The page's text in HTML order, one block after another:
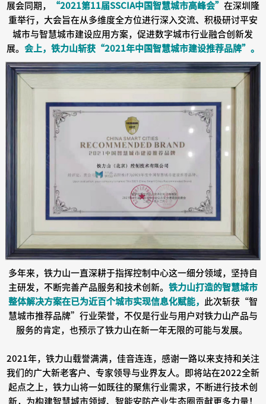
展会同期， “2021第11届SSCIA中国智慧城市高峰会” 在深圳隆
重举行，大会旨在从多维度全方位进行深入交流、积极研讨平安
城市与智慧城市建设应用方案，促进数字城市行业融合创新发
展。 会上，铁力山斩获“2021年中国智慧城市建设推荐品牌”。
多年来，铁力山一直深耕于指挥控制中心这一细分领域，坚持自
主研发，不断完善产品服务和技术创新。 铁力山打造的智慧城市
整体解决方案在已为近百个城市实现信息化赋能， 此次斩获“智
慧城市推荐品牌”行业荣誉，不仅是行业与用户对铁力山产品与
服务的肯定，也预示了铁力山在新一年无限的可能与发展。
2021年，铁力山载誉满满，佳音连连，感谢一路以来支持和关注
我们的广大新老客户、专家领导与业界友人。即将站在2022全新
起点之上，铁力山将一如既往的聚焦行业需求，不断进行技术创
新，为构建智慧城市领域、智能安防产业生态圈贡献更多力量！